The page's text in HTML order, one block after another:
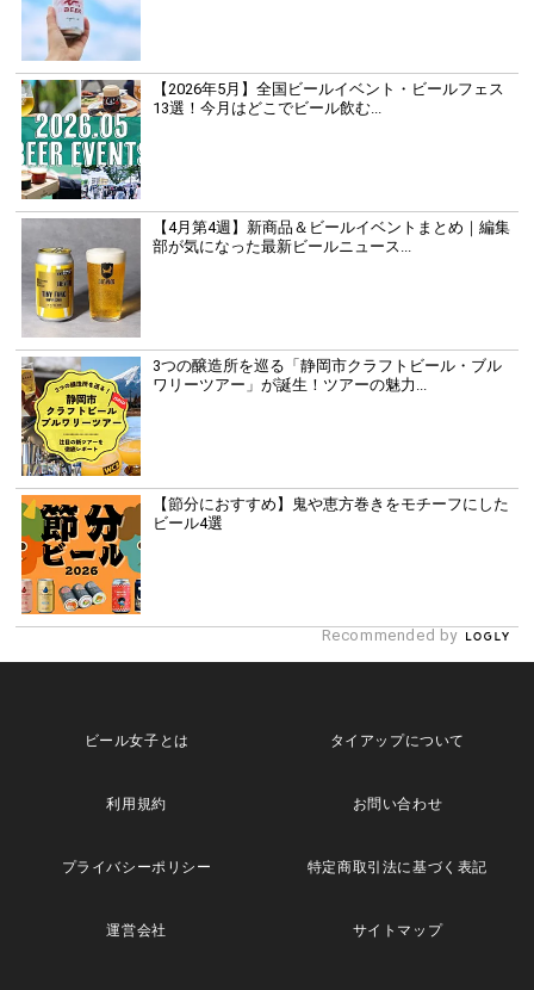
【2026年5月】全国ビールイベント・ビールフェス
13選！今月はどこでビール飲む...
【4月第4週】新商品＆ビールイベントまとめ｜編集
部が気になった最新ビールニュース...
3つの醸造所を巡る「静岡市クラフトビール・ブル
ワリーツアー」が誕生！ツアーの魅力...
【節分におすすめ】鬼や恵方巻きをモチーフにした
ビール4選
Recommended by
ビール女子とは タイアップについて
利用規約 お問い合わせ
プライバシーポリシー 特定商取引法に基づく表記
運営会社 サイトマップ